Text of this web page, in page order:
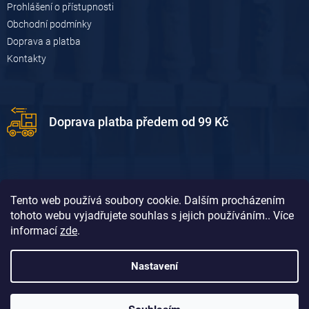
Tento web používá soubory cookie. Dalším procházením
tohoto webu vyjadřujete souhlas s jejich používáním.. Více
informací zde.
Nastavení
Prohlášení o přístupnosti
Obchodní podmínky
Doprava a platba
Kontakty
Doprava platba předem od 99 Kč
Doprava platba dobírkou od 119 Kč